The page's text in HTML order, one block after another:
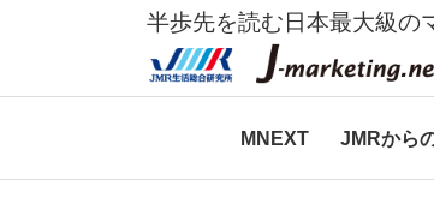
半歩先を読む日本最大級の
MNEXT JMRから